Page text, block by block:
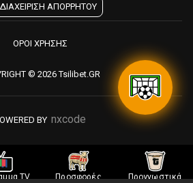
ΔΙΑΧΕΙΡΙΣΗ ΑΠΟΡΡΗΤΟΥ
ΟΡΟΙ ΧΡΗΣΗΣ
BY nxcode
© 2026 Tsilibet.GR
TV Προσφορές Προγνωστικά